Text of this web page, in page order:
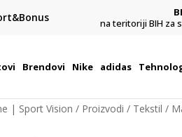
400
na teritoriji BIH za
Brendovi Nike adidas
| Sport Vision Proizvodi Tekstil